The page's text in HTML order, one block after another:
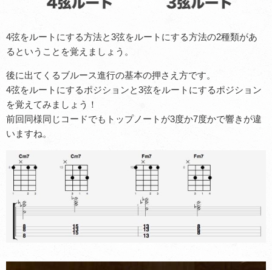
4弦をルートにする方法と3弦をルートにする方法の2種類があ
るということを覚えましょう。
後に出てくるブルース進行の基本の押さえ方です。
4弦をルートにするポジションと3弦をルートにするポジション
を覚えてみましょう！
前回同様同じコードでもトップノートが3度か7度かで響きが違
いますね。